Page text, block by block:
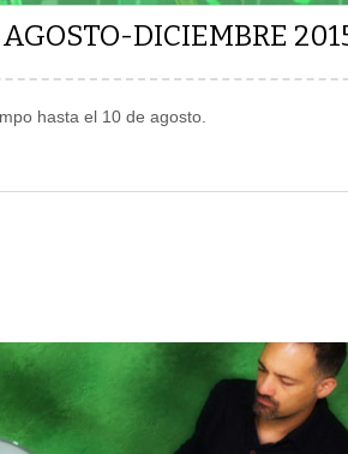
DICIEMBRE
hasta el 10 de agosto.